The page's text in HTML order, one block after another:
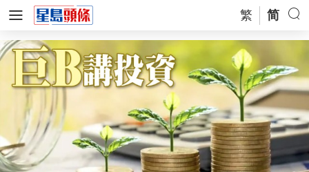
繁 简